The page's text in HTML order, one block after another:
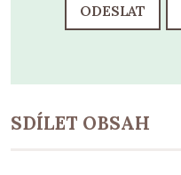
ODESLAT
SDÍLET OBSAH